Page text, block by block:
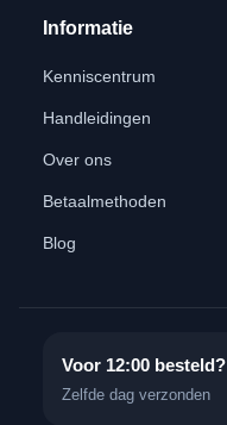
Informatie
Kenniscentrum
Handleidingen
Over ons
Betaalmethoden
Blog
Voor 12:00 besteld?
Zelfde dag verzonden